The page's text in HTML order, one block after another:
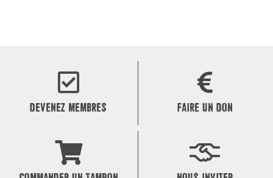
DEVENEZ MEMBRES FAIRE UN DON